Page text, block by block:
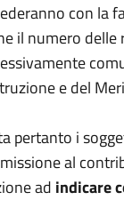
con
il numero
e del
pertanto i
al
ad indicare